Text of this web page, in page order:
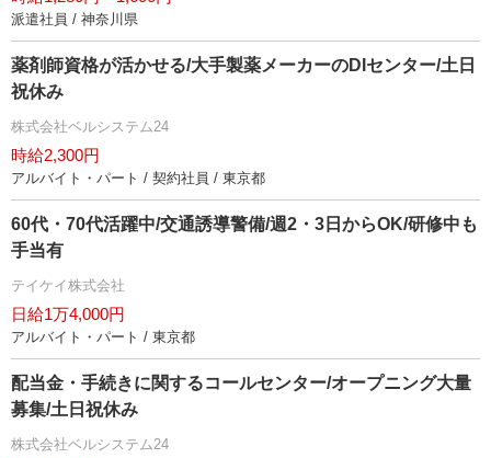
派遣社員 / 神奈川県
薬剤師資格が活かせる/大手製薬メーカーのDIセンター/土日
祝休み
株式会社ベルシステム24
時給2,300円
アルバイト・パート / 契約社員 / 東京都
60代・70代活躍中/交通誘導警備/週2・3日からOK/研修中も
手当有
テイケイ株式会社
日給1万4,000円
アルバイト・パート / 東京都
配当金・手続きに関するコールセンター/オープニング大量
募集/土日祝休み
株式会社ベルシステム24